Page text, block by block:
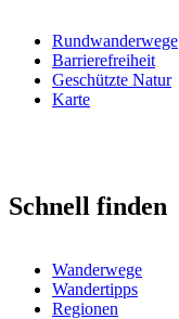
Rundwanderwege
Barrierefreiheit
Geschützte Natur
Karte
Schnell finden
Wanderwege
Wandertipps
Regionen